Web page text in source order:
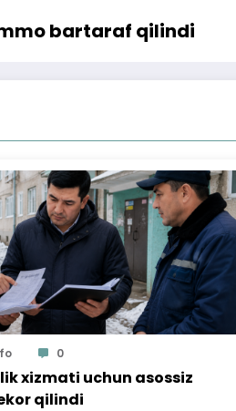
bartaraf qilindi
0
xizmati uchun asossiz
qilindi